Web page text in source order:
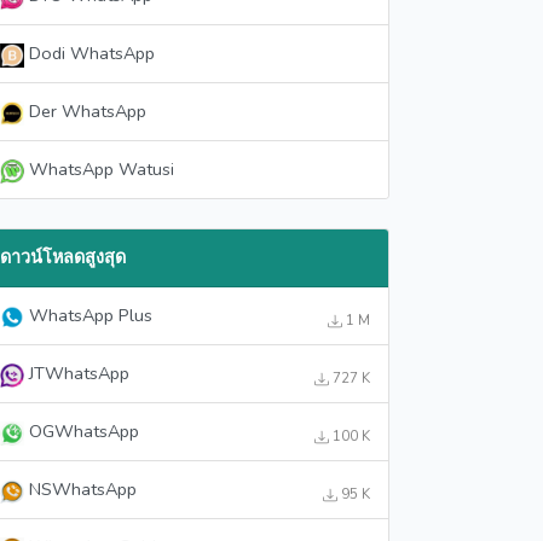
Dodi WhatsApp
Der WhatsApp
WhatsApp Watusi
ดาวน์โหลดสูงสุด
WhatsApp Plus 1 M
JTWhatsApp 727 K
OGWhatsApp 100 K
NSWhatsApp 95 K